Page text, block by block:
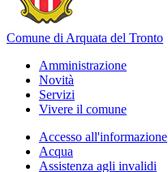
Comune di Arquata del Tronto
Amministrazione
Novità
Servizi
Vivere il comune
Accesso all'informazione
Acqua
Assistenza agli invalidi